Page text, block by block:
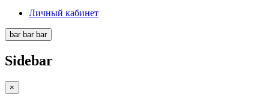
Личный кабинет
bar bar bar
Sidebar
×